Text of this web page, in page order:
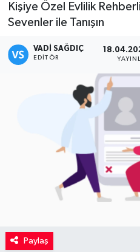
Kişiye Özel Evlilik
Sevenler ile Tanışın
VADI SAĞDIÇ
EDITÖR
Paylaş
Kadın
Magazin